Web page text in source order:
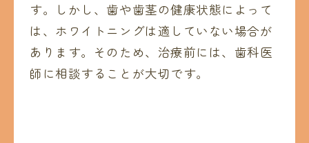
す。しかし、歯や歯茎の健康状態によって
は、ホワイトニングは適していない場合が
あります。そのため、治療前には、歯科医
師に相談することが大切です。